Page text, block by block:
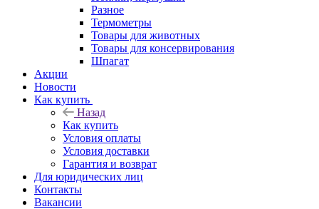
Разное
Термометры
Товары для животных
Товары для консервирования
Шпагат
Акции
Новости
Как купить
Назад
Как купить
Условия оплаты
Условия доставки
Гарантия и возврат
Для юридических лиц
Контакты
Вакансии